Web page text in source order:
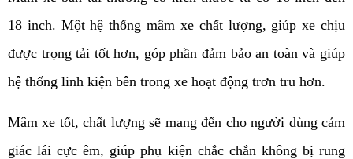
18 inch. Một hệ thống mâm xe chất lượng, giúp xe chịu
được trọng tải tốt hơn, góp phần đảm bảo an toàn và giúp
hệ thống linh kiện bên trong xe hoạt động trơn tru hơn.
Mâm xe tốt, chất lượng sẽ mang đến cho người dùng cảm
giác lái cực êm, giúp phụ kiện chắc chắn không bị rung